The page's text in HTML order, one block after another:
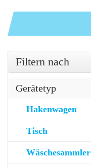
Filtern nach
Gerätetyp
Hakenwagen
Tisch
Wäschesammler